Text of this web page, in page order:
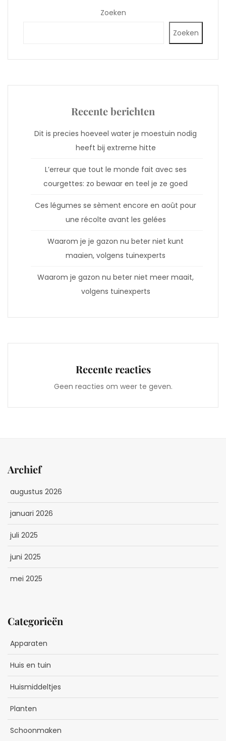
Zoeken
Zoeken
Recente berichten
Dit is precies hoeveel water je moestuin nodig
heeft bij extreme hitte
L’erreur que tout le monde fait avec ses
courgettes: zo bewaar en teel je ze goed
Ces légumes se sèment encore en août pour
une récolte avant les gelées
Waarom je je gazon nu beter niet kunt
maaien, volgens tuinexperts
Waarom je gazon nu beter niet meer maait,
volgens tuinexperts
Recente reacties
Geen reacties om weer te geven.
Archief
augustus 2026
januari 2026
juli 2025
juni 2025
mei 2025
Categorieën
Apparaten
Huis en tuin
Huismiddeltjes
Planten
Schoonmaken